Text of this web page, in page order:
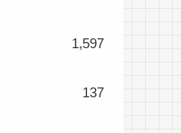
1,597
137